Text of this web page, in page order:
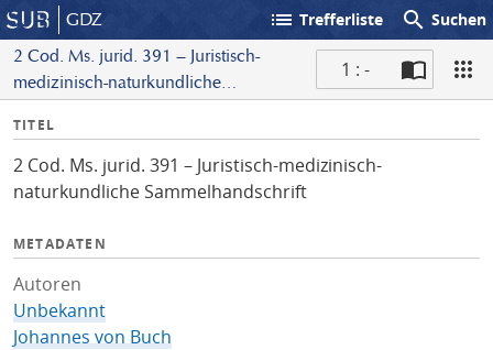
GDZ list Trefferliste search Suchen
2 Cod. Ms. jurid. 391 – Juristisch-
medizinisch-naturkundliche
1 : -
I
f
o
TITEL
2 Cod. Ms. jurid. 391 – Juristisch-medizinisch-
naturkundliche Sammelhandschrift
METADATEN
Autoren
Unbekannt
Johannes von Buch